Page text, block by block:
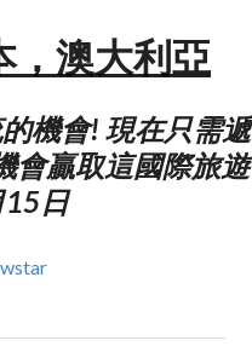
，澳大利亞
機會! 現在只需遞
會贏取這國際旅遊
15日